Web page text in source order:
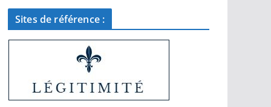
Sites de référence :